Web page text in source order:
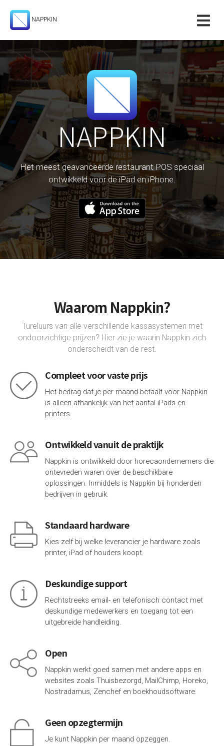
NAPPKIN
NAPPKIN
Het meest geavanceerde restaurant POS speciaal
ontwikkeld voor de iPad en iPhone.
Waarom Nappkin?
Tureluurs van alle verschillende kassasystemen met
ondoorzichtige prijzen? Hier zie je waarin Nappkin zich
onderscheidt van de rest.
Compleet voor vaste prijs
Het bedrag dat je per maand betaalt voor Nappkin
is alleen afhankelijk van het aantal iPads en
printers.
Ontwikkeld vanuit de praktijk
Nappkin is ontwikkeld door horecaondernemers die
ontevreden waren over de beschikbare
oplossingen. Inmiddels is Nappkin bij honderden
bedrijven in gebruik.
Standaard hardware
Kies zelf bij welke leverancier je hardware zoals
printer, iPad of houders koopt.
Deskundige support
Rechtstreeks email- en telefonisch contact met
deskundige medewerkers en toegang tot een
uitgebreide handleiding.
Open
Nappkin werkt goed samen met andere apps en
websites zoals Thuisbezorgd, MailChimp, Horeko,
Nostradamus, Zenchefen boekhoudsoftware.
Geen opzegtermijn
Je kunt Nappkin per maand opzeggen.